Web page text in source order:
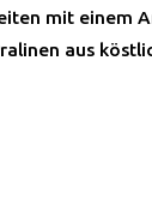
mit einem
aus